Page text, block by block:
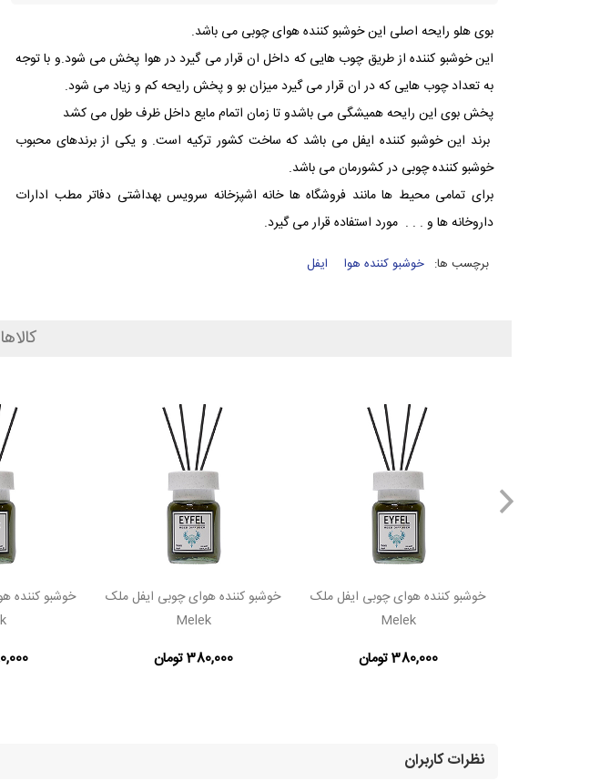
بوی هلو رایحه اصلی این خوشبو کننده هوای چوبی می باشد.
این خوشبو کننده از طریق چوب هایی که داخل ان قرار می گیرد در هوا پخش می شود.و با توجه
به تعداد چوب هایی که در ان قرار می گیرد میزان بو و پخش رایحه کم و زیاد می شود.
پخش بوی این رایحه همیشگی می باشدو تا زمان اتمام مایع داخل ظرف طول می کشد
برند این خوشبو کننده ایفل می باشد که ساخت کشور ترکیه است. و یکی از برندهای محبوب
خوشبو کننده چوبی در کشورمان می باشد.
برای تمامی محیط ها مانند فروشگاه ها خانه اشپزخانه سرویس بهداشتی دفاتر مطب ادارات
داروخانه ها و . . . مورد استفاده قرار می گیرد.
برچسب ها: خوشبو کننده هوا ایفل
خوشبو کننده
خوشبو کننده هوای چوبی ایفل ملک
Melek
380,000 تومان
خوشبو کننده هوای چوبی ایفل ملک
Melek
380,000 تومان
نظرات کاربران